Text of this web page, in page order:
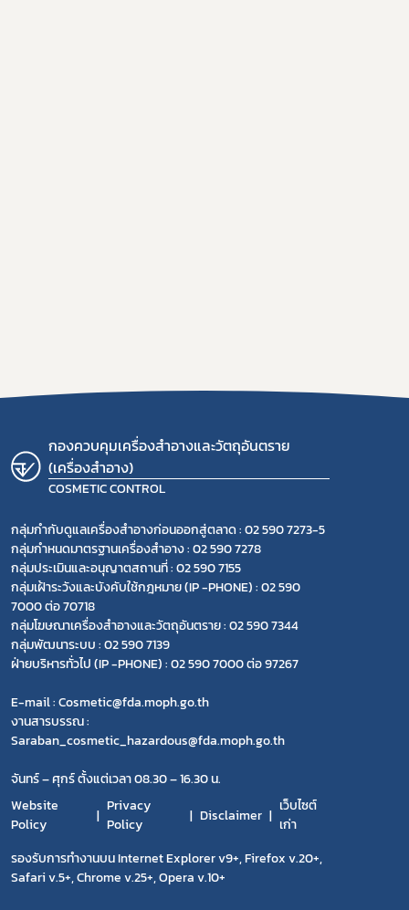
กองควบคุมเครื่องสำอางและวัตถุอันตราย
(เครื่องสำอาง)
COSMETIC CONTROL
กลุ่มกำกับดูแลเครื่องสำอางก่อนออกสู่ตลาด : 02 590 7273-5
กลุ่มกำหนดมาตรฐานเครื่องสำอาง : 02 590 7278
กลุ่มประเมินและอนุญาตสถานที่ : 02 590 7155
กลุ่มเฝ้าระวังและบังคับใช้กฎหมาย (IP -PHONE) : 02 590
7000 ต่อ 70718
กลุ่มโฆษณาเครื่องสำอางและวัตถุอันตราย : 02 590 7344
กลุ่มพัฒนาระบบ : 02 590 7139
ฝ่ายบริหารทั่วไป (IP -PHONE) : 02 590 7000 ต่อ 97267
E-mail : Cosmetic@fda.moph.go.th
งานสารบรรณ :
Saraban_cosmetic_hazardous@fda.moph.go.th
จันทร์ – ศุกร์ ตั้งแต่เวลา 08.30 – 16.30 น.
Website
Policy
Privacy
Policy
Disclaimer
เว็บไซต์
เก่า
รองรับการทำงานบน Internet Explorer v9+, Firefox v.20+,
Safari v.5+, Chrome v.25+, Opera v.10+